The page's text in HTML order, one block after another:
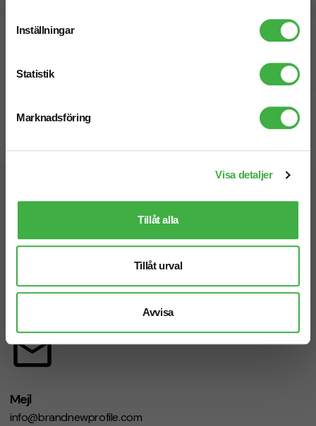
Inställningar
Statistik
Marknadsföring
Visa detaljer
Tillåt alla
Tillåt urval
Avvisa
Designskiss inom 1 h
Fri offert
Vi hjälper dig gärna!
Mejl
info@brandnewprofile.com